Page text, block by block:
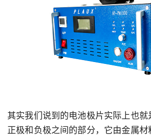
其实我们说到的电池极片实际上也
正极和负极之间的部分，它由金属材